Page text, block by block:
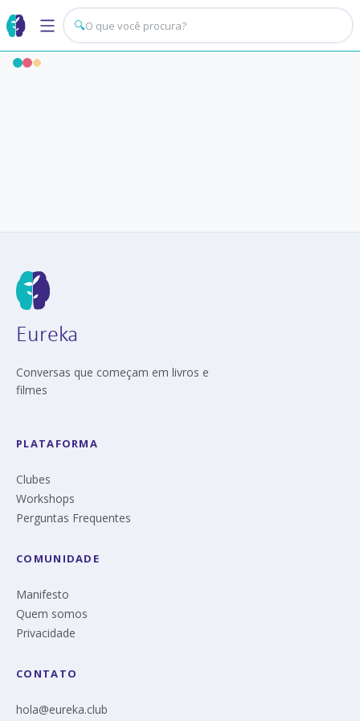
🔍
Eureka
Conversas que começam em livros e
filmes
PLATAFORMA
Clubes
Workshops
Perguntas Frequentes
COMUNIDADE
Manifesto
Quem somos
Privacidade
CONTATO
hola@eureka.club